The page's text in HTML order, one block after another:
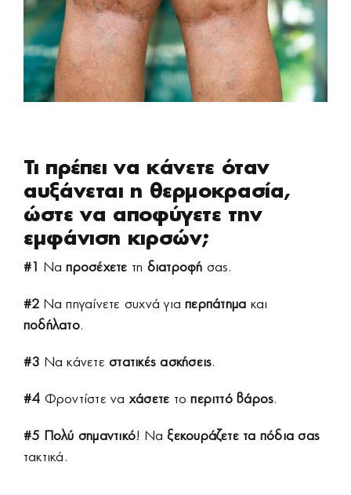
Τι πρέπει να κάνετε όταν
αυξάνεται η θερμοκρασία,
ώστε να αποφύγετε την
εμφάνιση κιρσών;
#1 Ναπροσέχετε τη διατροφή σας.
#2 Να πηγαίνετε συχνά γιαπερπάτημα και
ποδήλατο.
#3 Να κάνετεστατικές ασκήσεις.
#4 Φροντίστε να χάσετε τοπεριττό βάρος.
#5 Πολύ σημαντικό! Ναξεκουράζετε τα πόδια σας
τακτικά.